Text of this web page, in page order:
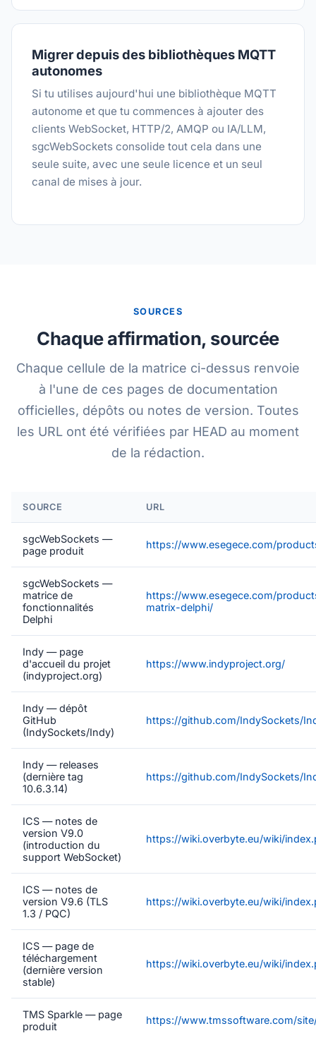
Migrer depuis des bibliothèques MQTT
autonomes
Si tu utilises aujourd'hui une bibliothèque MQTT
autonome et que tu commences à ajouter des
clients WebSocket, HTTP/2, AMQP ou IA/LLM,
sgcWebSockets consolide tout cela dans une
seule suite, avec une seule licence et un seul
canal de mises à jour.
SOURCES
Chaque affirmation, sourcée
Chaque cellule de la matrice ci-dessus renvoie
à l'une de ces pages de documentation
officielles, dépôts ou notes de version. Toutes
les URL ont été vérifiées par HEAD au moment
de la rédaction.
SOURCE URL
sgcWebSockets —
page produit
https://www.esegece.com/
sgcWebSockets —
matrice de
fonctionnalités
Delphi
https://www.esegece.com/
matrix-delphi/
Indy — page
d'accueil du projet
(indyproject.org)
https://www.indyproject.org/
Indy — dépôt
GitHub
(IndySockets/Indy)
https://github.com/IndySockets/
Indy — releases
(dernière tag
10.6.3.14)
https://github.com/IndySockets/
ICS — notes de
version V9.0
(introduction du
support WebSocket)
https://wiki.overbyte.eu/wiki/
ICS — notes de
version V9.6 (TLS
1.3 / PQC)
https://wiki.overbyte.eu/wiki/
ICS — page de
téléchargement
(dernière version
stable)
https://wiki.overbyte.eu/wiki/
TMS Sparkle — page
produit
https://www.tmssoftware.com/